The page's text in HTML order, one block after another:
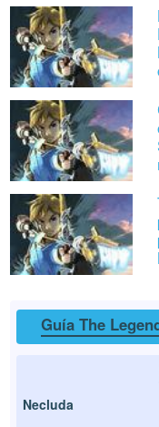
Guía The
Necluda